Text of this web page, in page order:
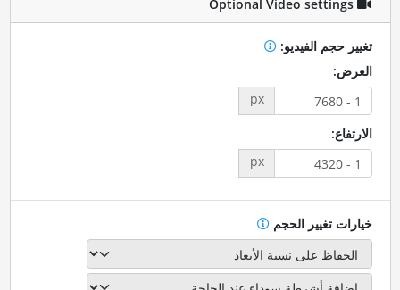
Optional Video settings
تغيير حجم الفيديو:
العرض:
px
الارتفاع:
px
خيارات تغيير الحجم